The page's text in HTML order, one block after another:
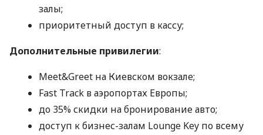
залы;
приоритетный доступ в кассу;
Дополнительные привилегии:
Meet&Greet на Киевском вокзале;
Fast Track в аэропортах Европы;
до 35% скидки на бронирование авто;
доступ к бизнес-залам Lounge Key по всему